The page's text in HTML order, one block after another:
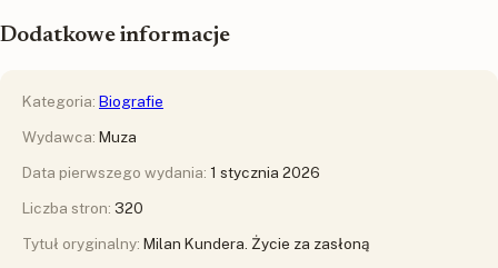
Dodatkowe informacje
Kategoria: Biografie
Wydawca: Muza
Data pierwszego wydania: 1 stycznia 2026
Liczba stron: 320
Tytuł oryginalny: Milan Kundera. Życie za zasłoną